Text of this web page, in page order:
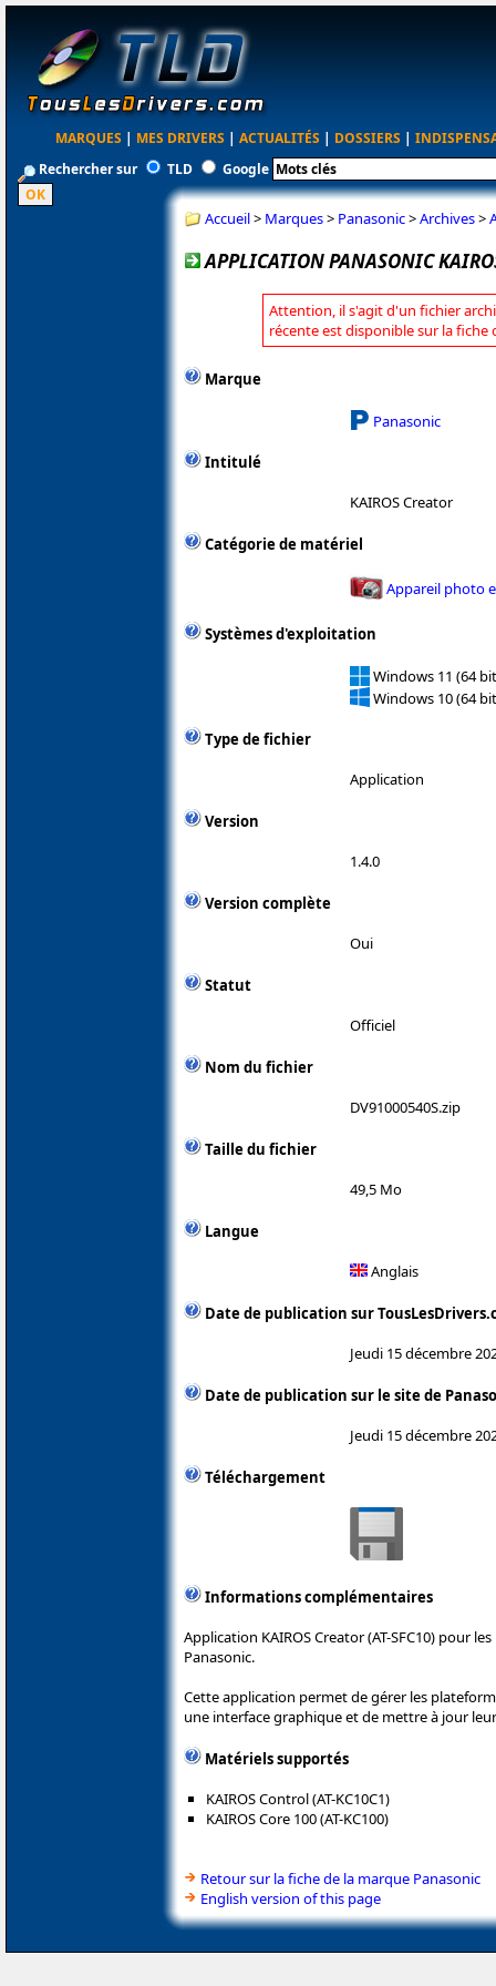
MARQUES | MES DRIVERS | ACTUALITÉS | DOSSIERS |
Rechercher sur
TLD Google
Accueil> Marques> Panasonic>Archives>
APPLICATION PANASONIC
Attention, il s'agit d'un fichier
récente est disponible sur la fiche
Marque
Panasonic
Intitulé
KAIROS Creator
Catégorie de matériel
Appareil photo
Systèmes d'exploitation
Windows 11 (64
Windows 10 (64
Type de fichier
Application
Version
1.4.0
Version complète
Oui
Statut
Officiel
Nom du fichier
DV91000540S.zip
Taille du fichier
49,5 Mo
Langue
Anglais
Date de publication sur
Jeudi 15 décembre
Date de publication sur le site de
Jeudi 15 décembre
Téléchargement
Informations complémentaires
Application KAIROS Creator (AT-SFC10) pour
Panasonic.
Cette application permet de gérer les
une interface graphique et de mettre à jour
Matériels supportés
KAIROS Control (AT-KC10C1)
KAIROS Core 100 (AT-KC100)
Retour sur la fiche de la marque Panasonic
English version of this page